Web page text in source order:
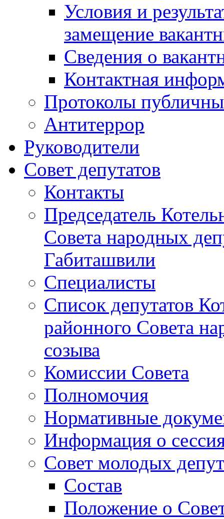
Условия и
замещение
Сведения о
Контактная
Протоколы
Антитеррор
Руководители
Совет депутатов
Контакты
Председатель
Совета народных
Габиташвили
Специалисты
Список депутатов
районного Совета
созыва
Комиссии Совета
Полномочия
Нормативные
Информация о
Совет молодых
Состав
Положение о